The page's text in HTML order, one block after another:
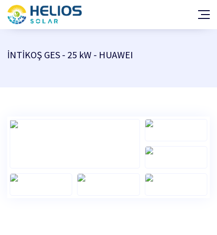
Araç Şarj İstasyonu Projeleri
Hakkımızda
Yatırım Fayda/Maliyet Hesabı
İNTİKOŞ GES - 25 kW - HUAWEI